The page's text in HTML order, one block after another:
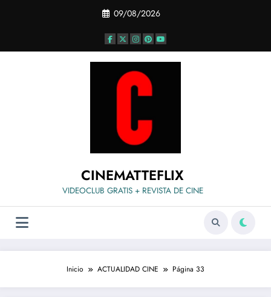
09/08/2026
CINEMATTEFLIX
VIDEOCLUB GRATIS + REVISTA DE CINE
Inicio ACTUALIDAD CINE Página 33